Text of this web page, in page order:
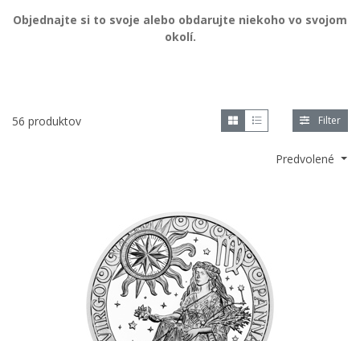
Objednajte si to svoje alebo obdarujte niekoho vo svojom
okolí.
Predvolené
56 produktov Filter